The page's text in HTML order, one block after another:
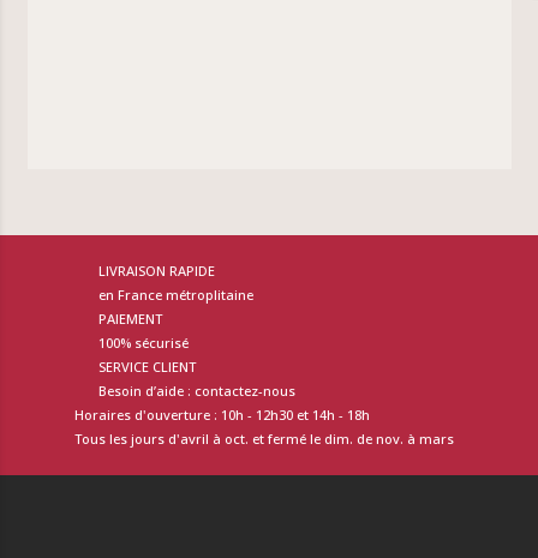
LIVRAISON RAPIDE
en France métroplitaine
PAIEMENT
100% sécurisé
SERVICE CLIENT
Besoin d’aide : contactez-nous
Horaires d'ouverture : 10h - 12h30 et 14h - 18h
Tous les jours d'avril à oct. et fermé le dim. de nov. à mars